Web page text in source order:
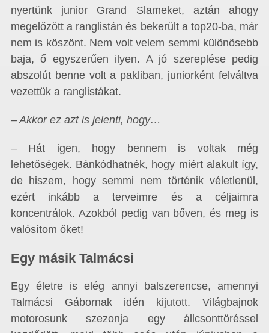
nyertünk junior Grand Slameket, aztán ahogy
megelőzött a ranglistán és bekerült a top20-ba, már
nem is köszönt. Nem volt velem semmi különösebb
baja, ő egyszerűen ilyen. A jó szereplése pedig
abszolút benne volt a pakliban, juniorként felváltva
vezettük a ranglistákat.
– Akkor ez azt is jelenti, hogy…
– Hát igen, hogy bennem is voltak még
lehetőségek. Bánkódhatnék, hogy miért alakult így,
de hiszem, hogy semmi nem történik véletlenül,
ezért inkább a terveimre és a céljaimra
koncentrálok. Azokból pedig van bőven, és meg is
valósítom őket!
Egy másik Talmácsi
Egy életre is elég annyi balszerencse, amennyi
Talmácsi Gábornak idén kijutott. Világbajnok
motorosunk szezonja egy állcsonttöréssel